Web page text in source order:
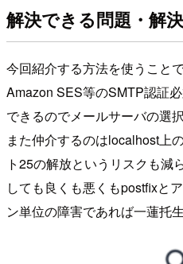
解決できる問題・解
今回紹介する方法を使うこと
Amazon SES等のSMTP認証
できるのでメールサーバの選
また仲介するのはlocalhost上
ト25の解放というリスクも減
しても良くも悪くもpostfixと
ン単位の障害であれば一蓮托生